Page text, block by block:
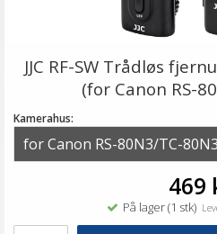
JJC RF-SW Trådløs
(for Canon RS-
Kamerahus:
469
På lager (1 stk)